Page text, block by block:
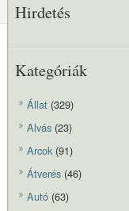
Hirdetés
Kategóriák
Állat (329)
Alvás (23)
Arcok(91)
Átverés (46)
Autó (63)